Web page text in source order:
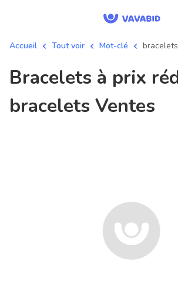
Accueil Tout voir Mot-clé bracelets
bracelets à prix réduit -
bracelets Ventes